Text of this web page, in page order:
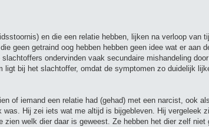
en die een relatie hebben, lijken na verloop van
geen getraind oog hebben hebben geen idee wat er aan
ondervinden vaak secundaire mishandeling
ligt bij het slachtoffer, omdat de symptomen zo duidelijk
of iemand een relatie had (gehad) met een narcist, ook
Hij zei iets wat me altijd is bijgebleven. Hij vergeleek
welk dier daar is geweest. Ze hebben het dier zelf niet